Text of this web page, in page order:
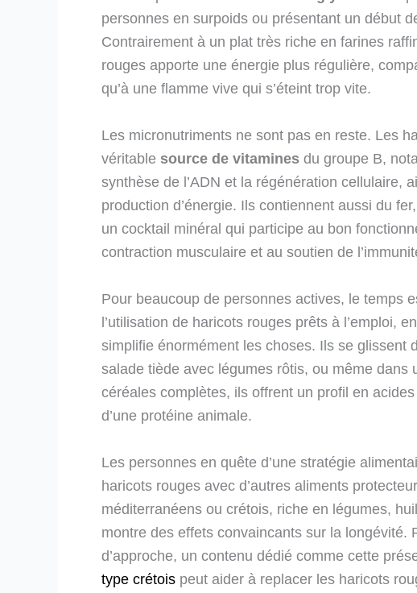
personnes en surpoids ou présentant un début
Contrairement à un plat très riche en farines
rouges apporte une énergie plus régulière,
qu’à une flamme vive qui s’éteint trop vite.
Les micronutriments ne sont pas en reste. Les
véritable source de vitamines du groupe B,
synthèse de l’ADN et la régénération cellulaire,
production d’énergie. Ils contiennent aussi du
un cocktail minéral qui participe au bon
contraction musculaire et au soutien de
Pour beaucoup de personnes actives, le temps
l’utilisation de haricots rouges prêts à l’emploi,
simplifie énormément les choses. Ils se glissent
salade tiède avec légumes rôtis, ou même dans
céréales complètes, ils offrent un profil en
d’une protéine animale.
Les personnes en quête d’une stratégie
haricots rouges avec d’autres aliments
méditerranéens ou crétois, riche en légumes,
montre des effets convaincants sur la longévité.
d’approche, un contenu dédié comme cette
type crétois peut aider à replacer les haricots